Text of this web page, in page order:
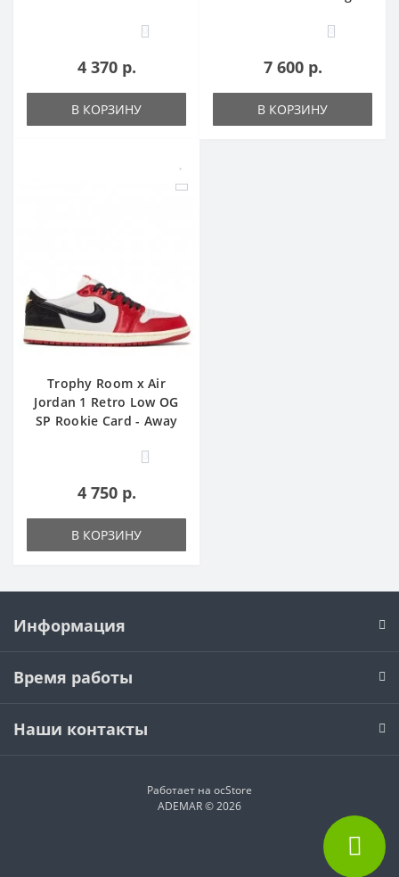
0
4 370 р.
В КОРЗИНУ
0
7 600 р.
В КОРЗИНУ
Trophy Room x Air
Jordan 1 Retro Low OG
SP Rookie Card - Away
0
4 750 р.
В КОРЗИНУ
Информация
Время работы
Наши контакты
Работает на ocStore
ADEMAR © 2026